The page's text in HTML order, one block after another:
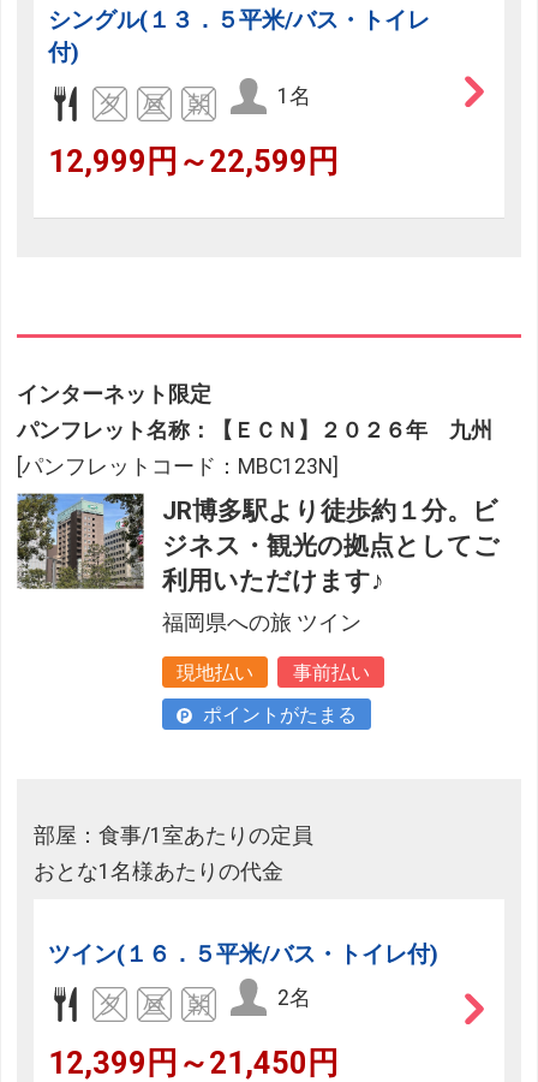
シングル(１３．５平米/バス・トイレ
付)
1名
12,999円～22,599円
インターネット限定
パンフレット名称：【ＥＣＮ】２０２６年 九州
[パンフレットコード：MBC123N]
JR博多駅より徒歩約１分。ビ
ジネス・観光の拠点としてご
利用いただけます♪
福岡県への旅 ツイン
現地払い
事前払い
ポイントがたまる
部屋：食事/1室あたりの定員
おとな1名様あたりの代金
ツイン(１６．５平米/バス・トイレ付)
2名
12,399円～21,450円